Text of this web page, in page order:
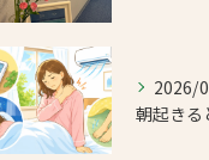
2026/